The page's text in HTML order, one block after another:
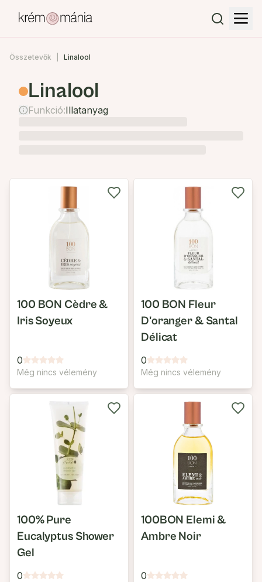
Összetevők Linalool
Linalool
Funkció:Illatanyag
100 BON Cèdre &
Iris Soyeux
0
Még nincs vélemény
100 BON Fleur
D'oranger & Santal
Délicat
0
Még nincs vélemény
100% Pure
Eucalyptus Shower
Gel
0
100BON Elemi &
Ambre Noir
0